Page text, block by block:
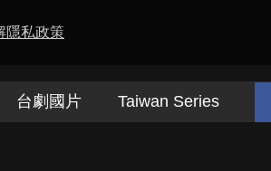
隱私政策
台劇國片 Taiwan Series